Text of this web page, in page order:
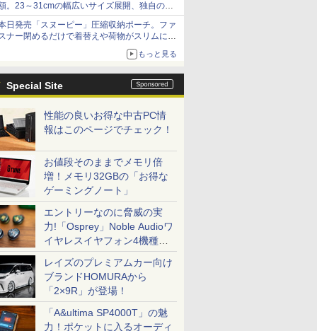
。23～31cmの幅広いサイズ展開、独自のク
ション素材を採用
日発売「スヌーピー」圧縮収納ポーチ。ファ
ナー閉めるだけで着替えや荷物がスリムにま
もっと見る
Special Site
性能の良いお得な中古PC情
報はこのページでチェック！
お値段そのままでメモリ倍
増！メモリ32GBの「お得な
ゲーミングノート」
エントリーなのに脅威の実
力!「Osprey」Noble Audioワ
イヤレスイヤフォン4機種を
一気に聴く
レイズのプレミアムカー向け
ブランドHOMURAから
「2×9R」が登場！
「A&ultima SP4000T」の魅
力！ポケットに入るオーディ